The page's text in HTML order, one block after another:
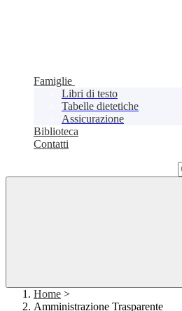
Famiglie
Libri di testo
Tabelle dietetiche
Assicurazione
Biblioteca
Contatti
Home >
Amministrazione Trasparente